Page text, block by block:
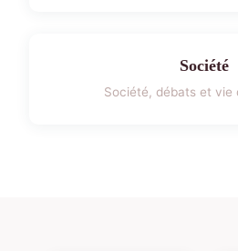
Société
Société, débats et vie